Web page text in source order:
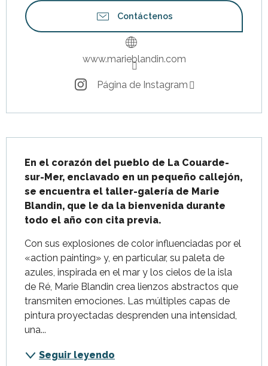
Contáctenos
www.marieblandin.com
Página de Instagram
En el corazón del pueblo de La Couarde-
sur-Mer, enclavado en un pequeño callejón,
se encuentra el taller-galería de Marie
Blandin, que le da la bienvenida durante
todo el año con cita previa.
Con sus explosiones de color influenciadas por el
«action painting» y, en particular, su paleta de
azules, inspirada en el mar y los cielos de la isla
de Ré, Marie Blandin crea lienzos abstractos que
transmiten emociones. Las múltiples capas de
pintura proyectadas desprenden una intensidad,
una...
Seguir leyendo